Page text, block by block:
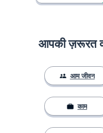
आपकी ज़रूरत
आम जीवन
काम